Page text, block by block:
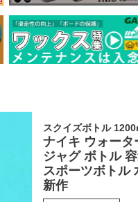
スクイズボトル
ナイキ ウォー
ジャグ ボトル
スポーツボトル
新作